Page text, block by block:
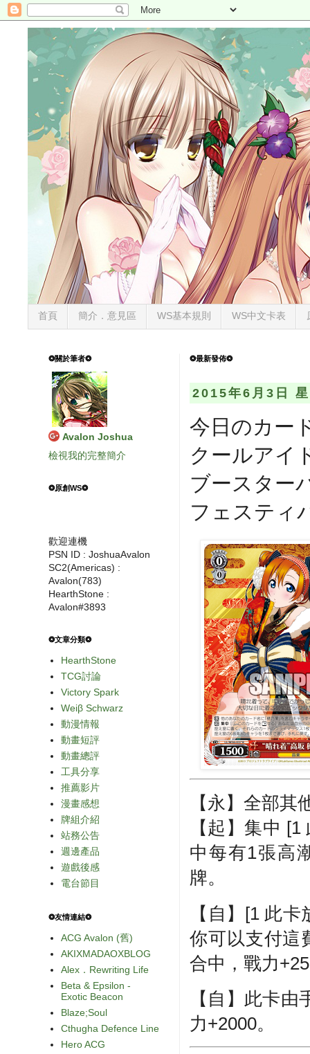
首頁 簡介．意見區 WS基本規則 WS中文卡表
❂最新發佈❂
2015年6月3日
今日のカー
クールアイ
ブースター
フェスティ
【永】全部
【起】集中
中每有1張高
牌。
【自】[1 此
你可以支付這
合中，戰力
【自】此卡
力+2000。
❂關於筆者❂
Avalon Joshua
檢視我的完整簡介
❂原創WS❂
歡迎連機
PSN ID : JoshuaAvalon
SC2(Americas) :
Avalon(783)
HearthStone :
Avalon#3893
❂文章分類❂
HearthStone
TCG討論
Victory Spark
Weiβ Schwarz
動漫情報
動畫短評
動畫總評
工具分享
推薦影片
漫畫感想
牌組介紹
站務公告
週邊產品
遊戲後感
電台節目
❂友情連結❂
ACG Avalon (舊)
AKIXMADAOXBLOG
Alex．Rewriting Life
Beta & Epsilon -
Exotic Beacon
Blaze;Soul
Cthugha Defence Line
Hero ACG